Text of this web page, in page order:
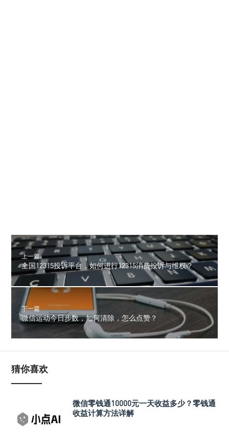
上一篇
全国12315投诉平台，如何进行12315消费投诉与维权？
下一篇
微信运动今日步数，如何清除，怎么点赞？
猜你喜欢
微信零钱通10000元一天收益多少？零钱通
收益计算方法详解